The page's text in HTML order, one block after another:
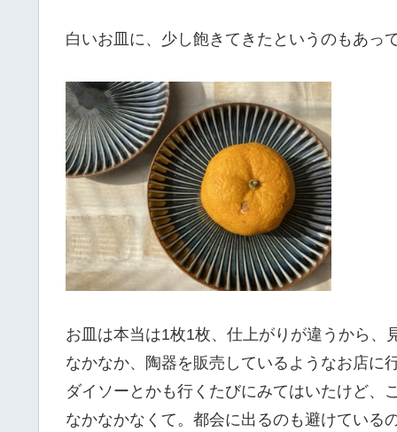
白いお皿に、少し飽きてきたというのもあっ
お皿は本当は1枚1枚、仕上がりが違うから、
なかなか、陶器を販売しているようなお店に
ダイソーとかも行くたびにみてはいたけど、
なかなかなくて。都会に出るのも避けている